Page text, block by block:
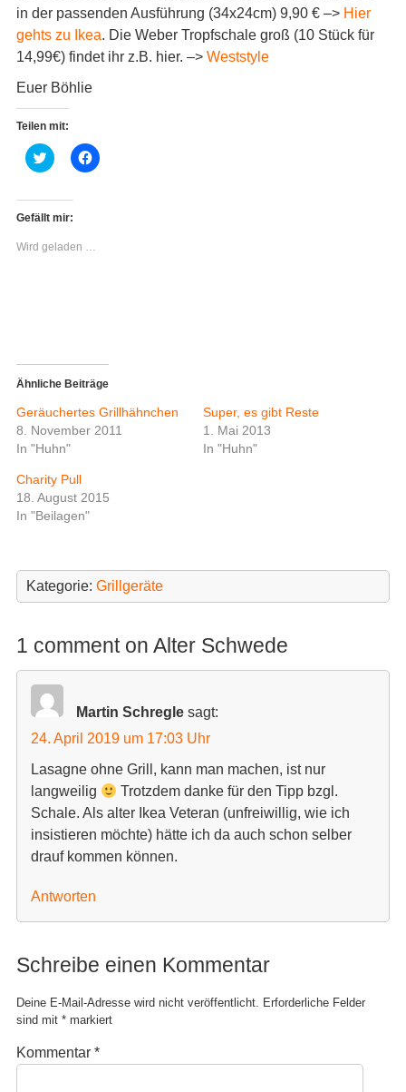
in der passenden Ausführung (34x24cm) 9,90 € –> Hier
gehts zu Ikea. Die Weber Tropfschale groß (10 Stück für
14,99€) findet ihr z.B. hier. –> Weststyle
Euer Böhlie
Teilen mit:
K
l
k
,
u
ü
r
z
u
e
i
l
e
(
W
i
r
d
e
u
e
m
n
s
e
r
g
e
f
e
)
K
l
a
k
z
u
e
i
l
i
e
u
e
m
n
s
e
e
ö
f
f
e
)
Gefällt mir:
Wird geladen …
Ähnliche Beiträge
Geräuchertes Grillhähnchen
8. November 2011
In "Huhn"
Super, es gibt Reste
1. Mai 2013
In "Huhn"
Charity Pull
18. August 2015
In "Beilagen"
Kategorie: Grillgeräte
1 comment on Alter Schwede
Martin Schregle sagt:
24. April 2019 um 17:03 Uhr
Lasagne ohne Grill, kann man machen, ist nur
langweilig
Trotzdem danke für den Tipp bzgl.
Schale. Als alter Ikea Veteran (unfreiwillig, wie ich
insistieren möchte) hätte ich da auch schon selber
drauf kommen können.
Antworten
Schreibe einen Kommentar
Deine E-Mail-Adresse wird nicht veröffentlicht. Erforderliche Felder
sind mit *markiert
Kommentar *